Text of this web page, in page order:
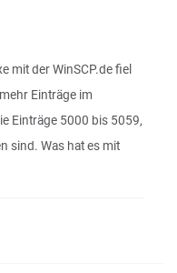
mit der WinSCP.de fiel
Einträge im
Einträge 5000 bis 5059,
sind. Was hat es mit